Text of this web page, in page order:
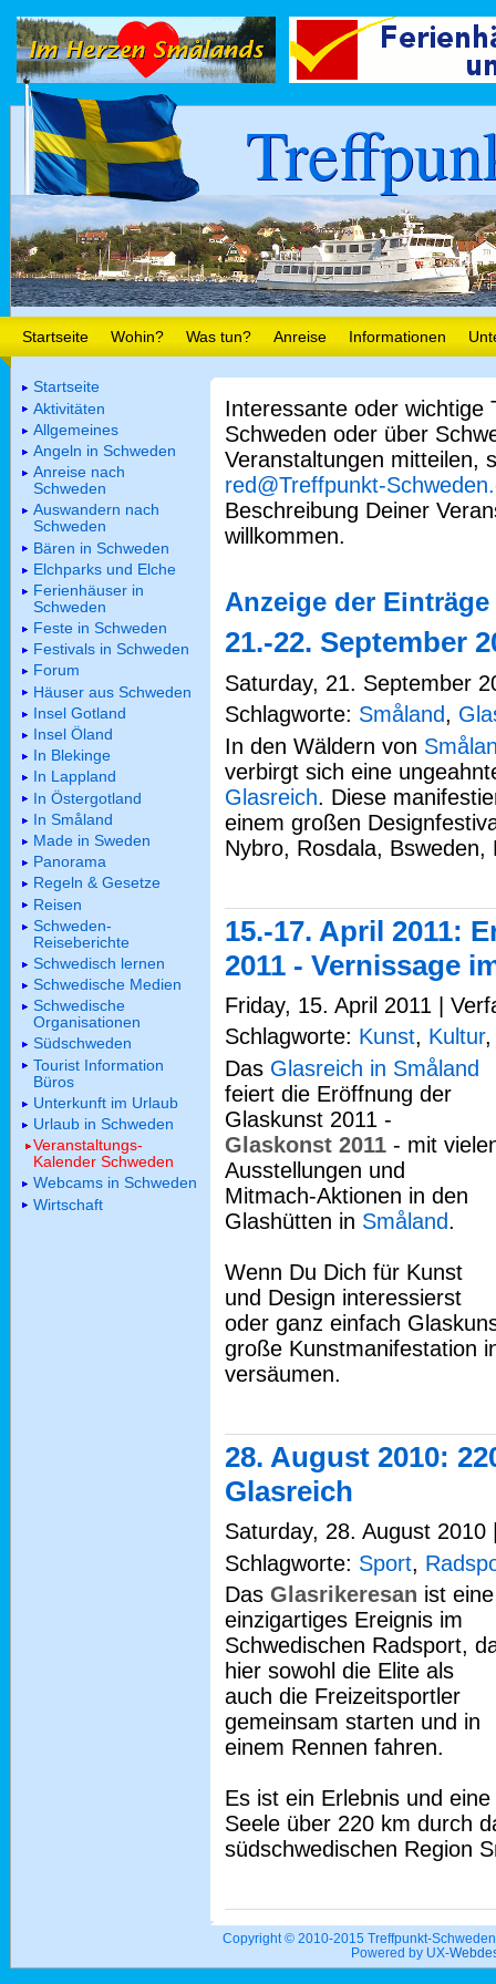
Startseite Wohin? Was tun? Anreise Informationen
Interessante oder wichtige
Schweden oder über
Veranstaltungen mitteilen,
red@Treffpunkt-
Beschreibung Deiner
willkommen.
Anzeige der
21.-22. September
Saturday, 21. September
Schlagworte: Småland,
In den Wäldern von
verbirgt sich eine
Glasreich. Diese
einem großen
Nybro, Rosdala,
15.-17. April 2011:
2011 - Vernissage
Friday, 15. April 2011 |
Schlagworte: Kunst, Kultur
Das Glasreich in Småland
feiert die Eröffnung der
Glaskunst 2011 -
Glaskonst 2011 - mit
Ausstellungen und
Mitmach-Aktionen in den
Glashütten in Småland.
Wenn Du Dich für Kunst
und Design interessierst
oder ganz einfach
große Kunstmanifestation
versäumen.
28. August 2010:
Glasreich
Saturday, 28. August
Schlagworte: Sport,
Das Glasrikeresan ist eine
einzigartiges Ereignis im
Schwedischen Radsport,
hier sowohl die Elite als
auch die Freizeitsportler
gemeinsam starten und in
einem Rennen fahren.
Es ist ein Erlebnis und
Seele über 220 km durch
südschwedischen Region
Startseite
Aktivitäten
Allgemeines
Angeln in Schweden
Anreise nach
Schweden
Auswandern nach
Schweden
Bären in Schweden
Elchparks und Elche
Ferienhäuser in
Schweden
Feste in Schweden
Festivals in Schweden
Forum
Häuser aus Schweden
Insel Gotland
Insel Öland
In Blekinge
In Lappland
In Östergotland
In Småland
Made in Sweden
Panorama
Regeln & Gesetze
Reisen
Schweden-
Reiseberichte
Schwedisch lernen
Schwedische Medien
Schwedische
Organisationen
Südschweden
Tourist Information
Büros
Unterkunft im Urlaub
Urlaub in Schweden
Veranstaltungs-
Kalender Schweden
Webcams in Schweden
Wirtschaft
Copyright © 2010-2015 Treffpunkt-
Powered by UX-